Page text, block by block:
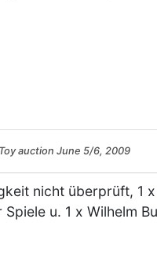
Toy auction June 5/6, 2009
nicht überprüft, 1 x
u. 1 x Wilhelm